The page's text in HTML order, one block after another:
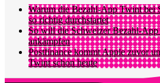
Warum die Bezahl-App Twint bei
so richtig durchstartet
So will die Schweizer Bezahl-
ankämpfen
Postfinance kommt Apple zuvor
Twint schon heute